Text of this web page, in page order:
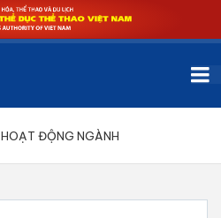
HOẠT ĐỘNG NGÀNH